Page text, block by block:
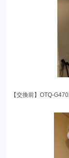
【交換前】OTQ-